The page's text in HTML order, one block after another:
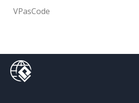
VPasCode